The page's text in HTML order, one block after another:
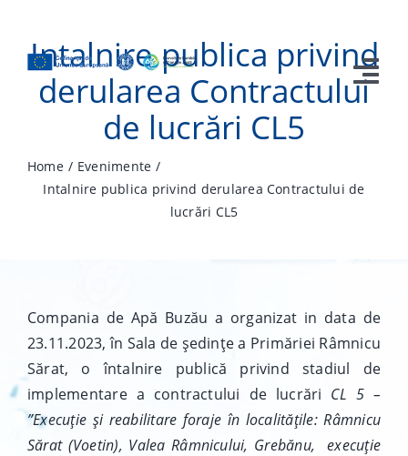
content
Prezentare Proiect
Media
Contact
Intalnire publica privind
derularea Contractului
de lucrări CL5
Home
Evenimente
Intalnire publica privind derularea Contractului de
lucrări CL5
Compania de Apă Buzău a organizat in data de
23.11.2023, în Sala de ședințe a Primăriei Râmnicu
Sărat, o întalnire publică privind stadiul de
implementare a contractului de lucrări CL 5 –
”Execuţie şi reabilitare foraje în localităţile: Râmnicu
Sărat (Voetin), Valea Râmnicului, Grebănu, execuţie